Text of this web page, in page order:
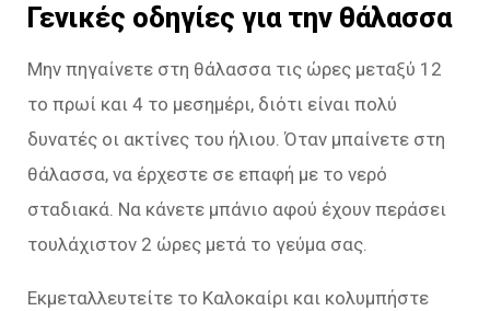
Γενικές οδηγίες για την θάλασσα
Μην πηγαίνετε στη θάλασσα τις ώρες μεταξύ 12
το πρωί και 4 το μεσημέρι, διότι είναι πολύ
δυνατές οι ακτίνες του ήλιου. Όταν μπαίνετε στη
θάλασσα, να έρχεστε σε επαφή με το νερό
σταδιακά. Να κάνετε μπάνιο αφού έχουν περάσει
τουλάχιστον 2 ώρες μετά το γεύμα σας.
Εκμεταλλευτείτε το Καλοκαίρι και κολυμπήστε